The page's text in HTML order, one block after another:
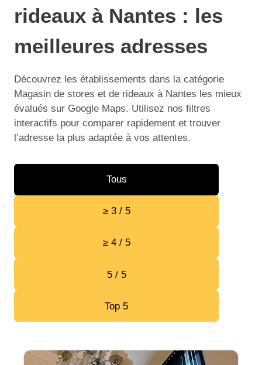
rideaux à Nantes : les
meilleures adresses
Découvrez les établissements dans la catégorie
Magasin de stores et de rideaux à Nantes les mieux
évalués sur Google Maps. Utilisez nos filtres
interactifs pour comparer rapidement et trouver
l’adresse la plus adaptée à vos attentes.
Tous
≥ 3 / 5
≥ 4 / 5
5 / 5
Top 5